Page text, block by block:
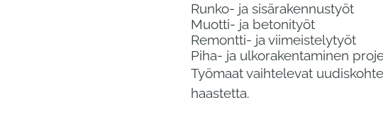
Runko- ja sisärakennustyöt
Muotti- ja betonityöt
Remontti- ja viimeistelytyöt
Piha- ja ulkorakentaminen
Työmaat vaihtelevat
haastetta.